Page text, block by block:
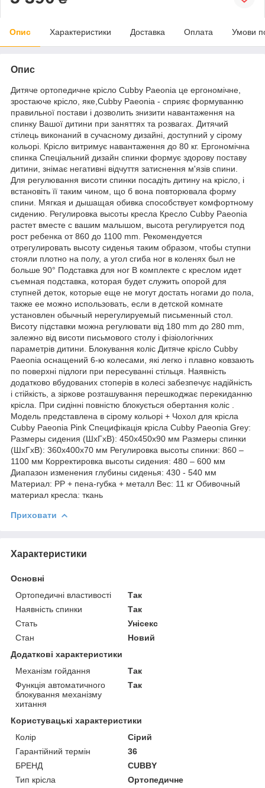
Опис Характеристики Доставка Оплата Умови
Опис
Дитяче ортопедичне крісло Cubby Paeonia це ергономічне,
зростаюче крісло, яке,Cubby Paeonia - сприяє формуванню
правильної постави і дозволить знизити навантаження на
спинку Вашої дитини при заняттях та розвагах. Дитячий
стілець виконаний в сучасному дизайні, доступний у сірому
кольорі. Крісло витримує навантаження до 80 кг. Ергономічна
спинка Спеціальний дизайн спинки формує здорову поставу
дитини, знімає негативні відчуття затиснення м'язів спини.
Для регулювання висоти спинки посадіть дитину на крісло, і
встановіть її таким чином, що б вона повторювала форму
спини. Мягкая и дышащая обивка способствует комфортному
сидению. Регулировка высоты кресла Кресло Cubby Paeonia
растет вместе с вашим малышом, высота регулируется под
рост ребенка от 860 до 1100 mm. Рекомендуется
отрегулировать высоту сиденья таким образом, чтобы ступни
стояли плотно на полу, а угол сгиба ног в коленях был не
больше 90° Подставка для ног В комплекте с креслом идет
съемная подставка, которая будет служить опорой для
ступней деток, которые еще не могут достать ногами до пола,
также ее можно использовать, если в детской комнате
установлен обычный нерегулируемый письменный стол.
Висоту підставки можна регулювати від 180 mm до 280 mm,
залежно від висоти письмового столу і фізіологічних
параметрів дитини. Блокування коліс Дитяче крісло Cubby
Paeonia оснащений 6-ю колесами, які легко і плавно ковзають
по поверхні підлоги при пересуванні стільця. Наявність
додатково вбудованих стоперів в колесі забезпечує надійність
і стійкість, а зіркове розташування перешкоджає перекиданню
крісла. При сидінні повністю блокується обертання коліс .
Модель представлена в сірому кольорі + Чохол для крісла
Cubby Paeonia Pink Специфікація крісла Cubby Paeonia Grey:
Размеры сидения (ШхГхВ): 450х450х90 мм Размеры спинки
(ШхГхВ): 360х400х70 мм Регулировка высоты спинки: 860 –
1100 мм Корректировка высоты сидения: 480 – 600 мм
Диапазон изменения глубины сиденья: 430 - 540 мм
Материал: PP + пена-губка + металл Вес: 11 кг Обивочный
материал кресла: ткань
Приховати
Характеристики
Основні
Ортопедичні властивості
Так
Наявність спинки
Так
Стать
Унісекс
Стан
Новий
Додаткові характеристики
Механізм гойдання
Так
Функція автоматичного
блокування механізму
хитання
Так
Користувацькi характеристики
Колір
Сірий
Гарантійний термін
36
БРЕНД
CUBBY
Тип крісла
Ортопедичне